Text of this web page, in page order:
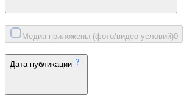
Медиа приложены (фото/видео условий)0
Дата публикации